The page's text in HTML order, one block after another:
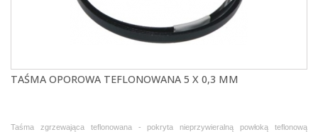
TAŚMA OPOROWA TEFLONOWANA 5 X 0,3 MM
Taśma zgrzewająca teflonowana - pokryta nieprzywieralną powłoką teflonową